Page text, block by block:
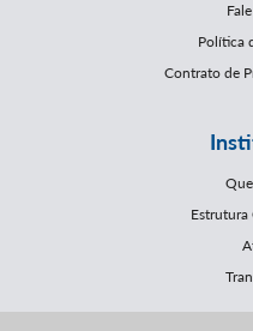
Política
Contrato de
Estrutura